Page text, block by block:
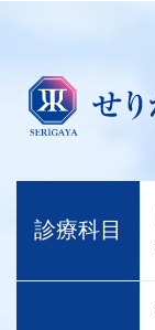
診療科目